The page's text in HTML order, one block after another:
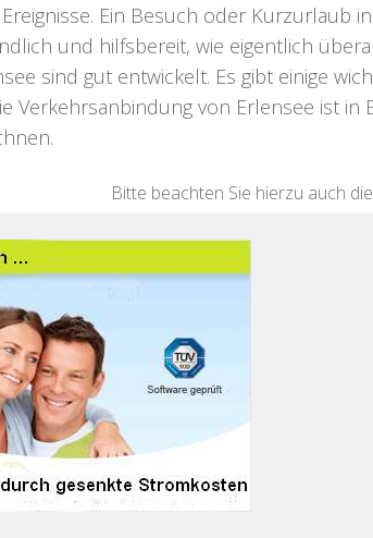
Ein Besuch oder Kurzurlaub in
und hilfsbereit, wie eigentlich
sind gut entwickelt. Es gibt einige
Verkehrsanbindung von Erlensee ist
Bitte beachten Sie hierzu auch